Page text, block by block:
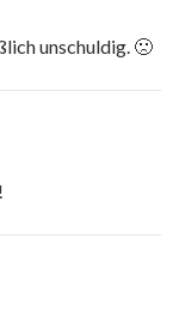
unschuldig. 🙁